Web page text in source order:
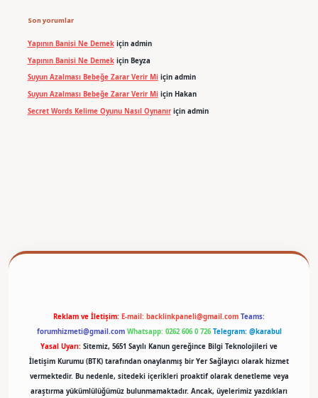
Son yorumlar
Yapının Banisi Ne Demekiçin admin
Yapının Banisi Ne Demekiçin Beyza
Suyun Azalması Bebeğe Zarar Verir Miiçin admin
Suyun Azalması Bebeğe Zarar Verir Miiçin Hakan
Secret Words Kelime Oyunu Nasıl Oynanıriçin admin
Reklam ve İletişim: E-mail: backlinkpaneli@gmail.com Teams:
forumhizmeti@gmail.com Whatsapp: 0262 606 0 726 Telegram: @karabul
Yasal Uyarı: Sitemiz, 5651 Sayılı Kanun gereğince Bilgi Teknolojileri ve
İletişim Kurumu (BTK) tarafından onaylanmış bir Yer Sağlayıcı olarak hizmet
vermektedir. Bu nedenle, sitedeki içerikleri proaktif olarak denetleme veya
araştırma yükümlülüğümüz bulunmamaktadır. Ancak, üyelerimiz yazdıkları